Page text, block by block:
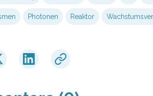
Photonen Reaktor